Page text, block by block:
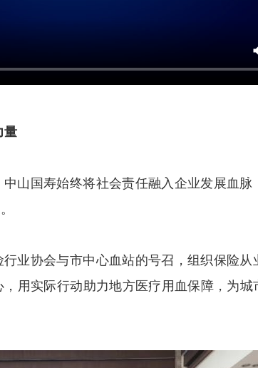
量
山国寿始终将社会责任融入企业发展血脉
业协会与市中心血站的号召，组织保险从
用实际行动助力地方医疗用血保障，为城